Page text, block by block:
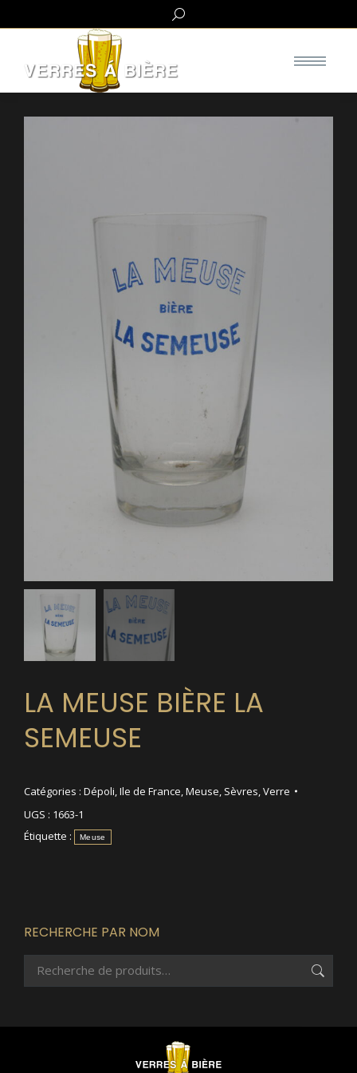
Search:
LA MEUSE BIÈRE LA
SEMEUSE
Catégories : Dépoli Ile de France Meuse Sèvres Verre
UGS : 1663-1
Étiquette :
Meuse
RECHERCHE PAR NOM